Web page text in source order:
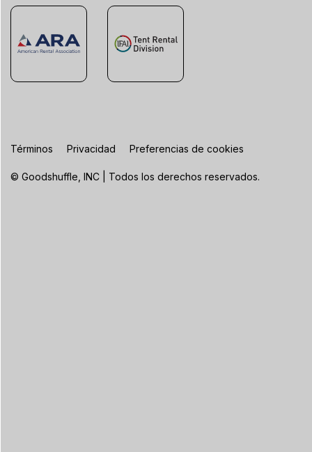
© Goodshuffle, INC | Todos los derechos reservados.
Términos Privacidad Preferencias de cookies